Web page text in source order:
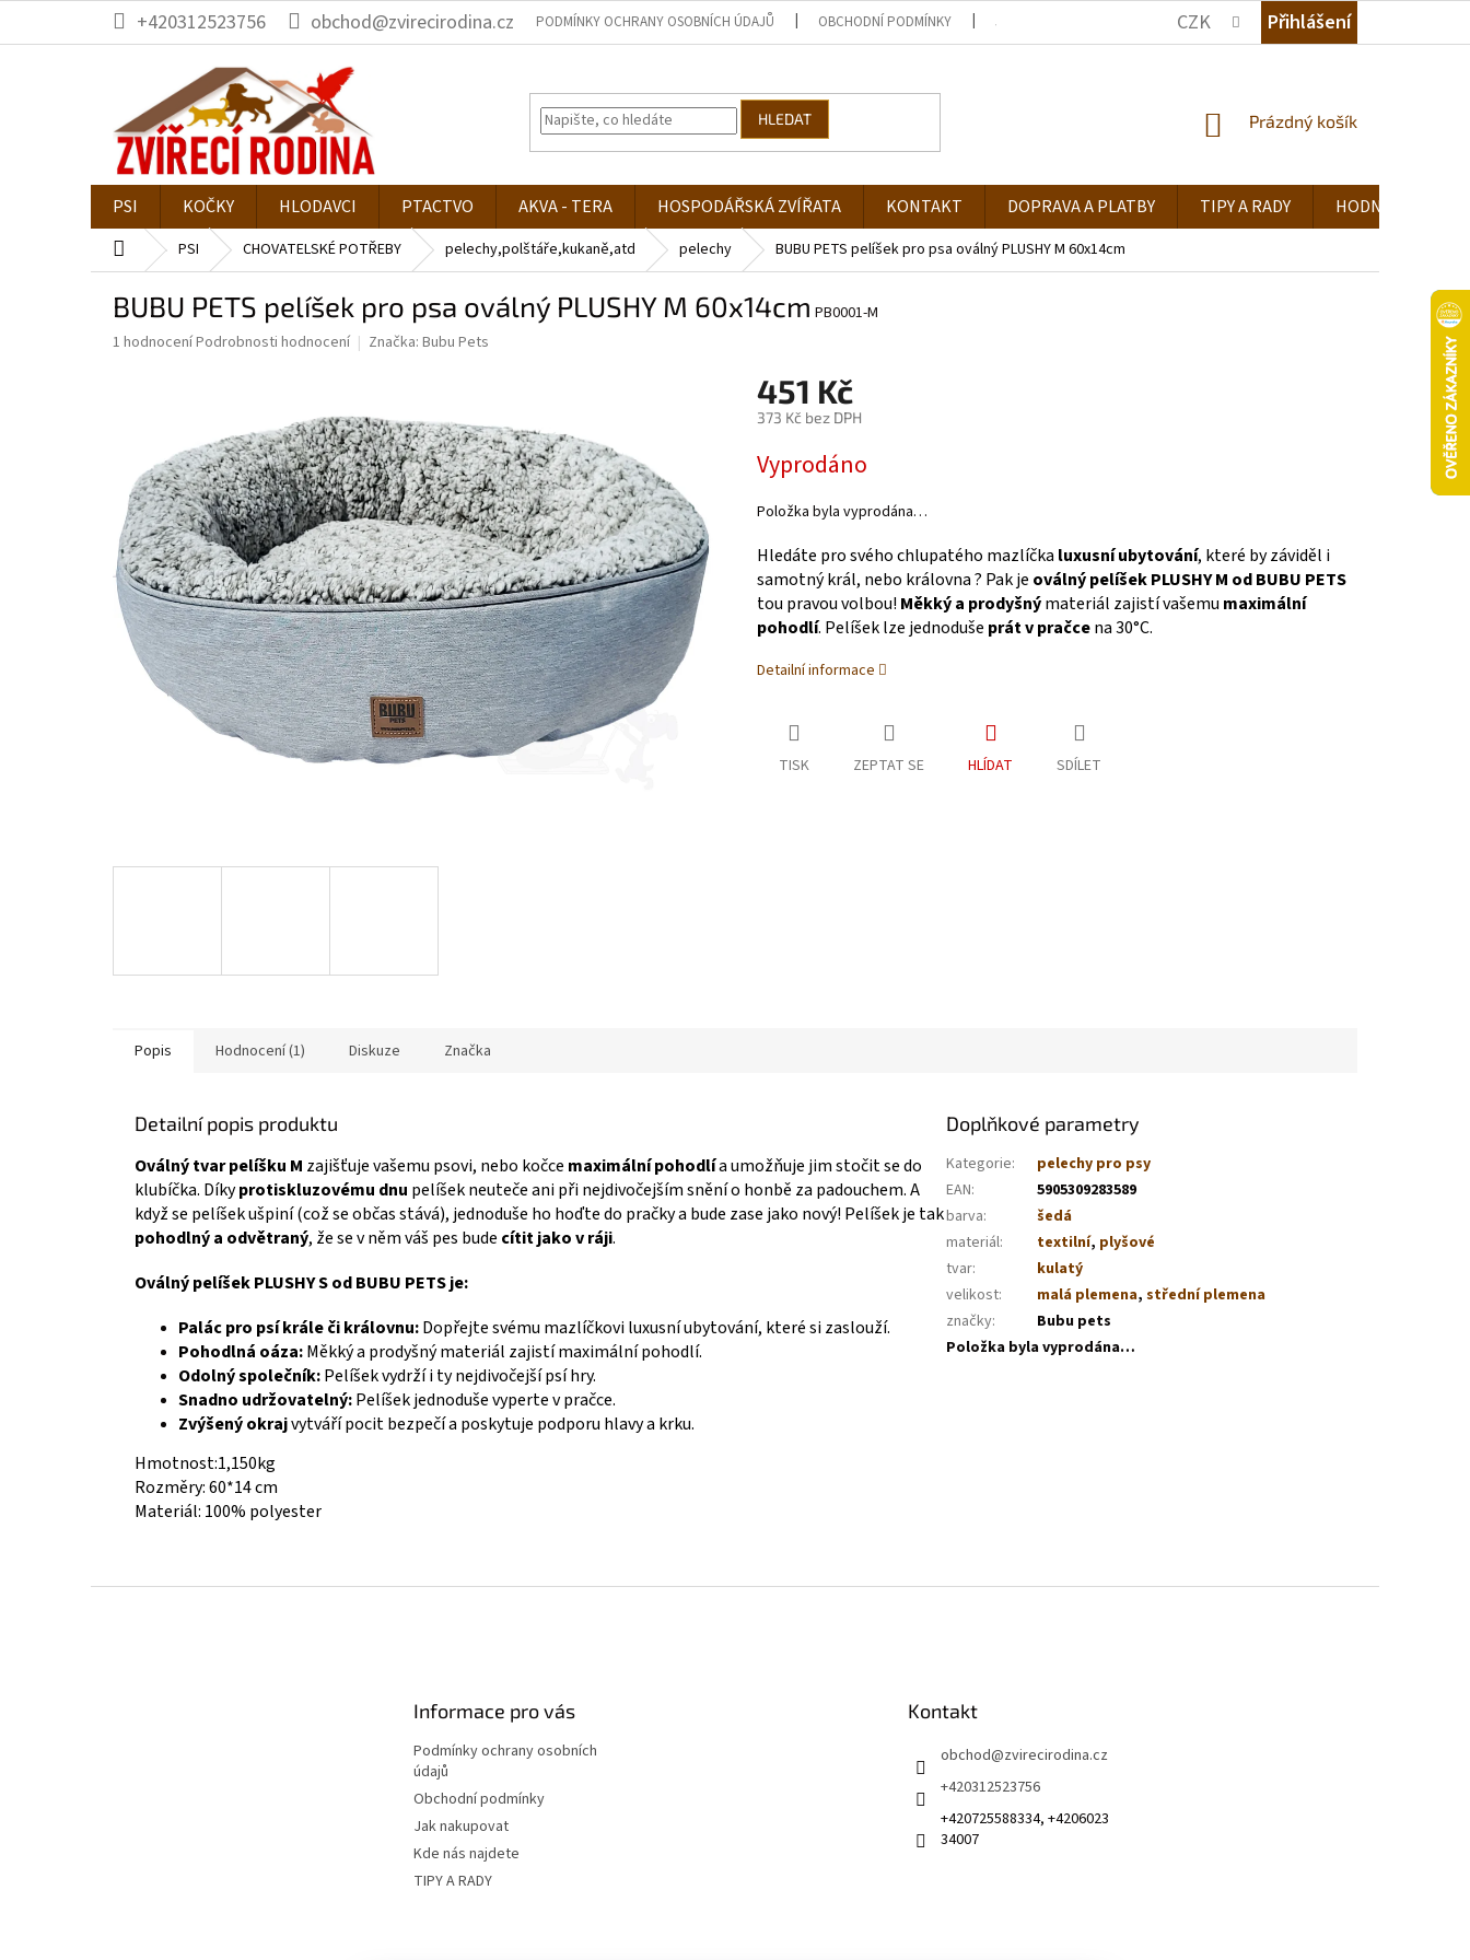
obsah
+420312523756 obchod@zvirecirodina.cz PODMÍNKY OCHRANY OSOBNÍCH ÚDAJŮ OBCHODNÍ PODMÍNKY JAK NAKUPOVAT KDE NÁS NAJDETE TIPY A RADY
CZK Přihlášení
HLEDAT
NÁKUPNÍ
Prázdný košík
PSI KOČKY HLODAVCI PTACTVO AKVA - TERA HOSPODÁŘSKÁ ZVÍŘATA KONTAKT DOPRAVA A PLATBY TIPY A RADY HODNOCENÍ
Domů PSI CHOVATELSKÉ POTŘEBY pelechy,polštáře,kukaně,atd pelechy BUBU PETS pelíšek pro psa oválný PLUSHY M 60x14cm
BUBU PETS pelíšek pro psa oválný PLUSHY M 60x14cm PB0001-M
Průměrné
hvězdiček.
1 hodnoceníPodrobnosti hodnocení Značka: Bubu Pets
451 Kč
373 Kč bez DPH
cena:
Vyprodáno
Položka byla vyprodána…
Hledáte pro svého chlupatého mazlíčka luxusní ubytování, které by záviděl i
samotný král, nebo královna ? Pak je oválný pelíšek PLUSHY M od BUBU PETS
tou pravou volbou! Měkký a prodyšnýmateriál zajistí vašemu maximální
pohodlí. Pelíšek lze jednoduše prát v pračcena 30°C.
Detailní informace
TISK ZEPTAT SE HLÍDAT SDÍLET
Popis Hodnocení (1) Diskuze Značka
Detailní popis produktu
Oválný tvar pelíšku M zajišťuje vašemu psovi, nebo kočce maximální pohodlía umožňuje jim stočit se do
klubíčka. Díkyprotiskluzovému dnu pelíšek neuteče ani při nejdivočejším snění o honbě za padouchem. A
když se pelíšek ušpiní (což se občas stává), jednoduše ho hoďte do pračky a bude zase jako nový! Pelíšek je tak
pohodlný a odvětraný, že se v něm váš pes bude cítit jako v ráji.
Oválný pelíšek PLUSHY S od BUBU PETS je:
Palác pro psí krále či královnu:Dopřejte svému mazlíčkovi luxusní ubytování, které si zaslouží.
Pohodlná oáza:Měkký a prodyšný materiál zajistí maximální pohodlí.
Odolný společník:Pelíšek vydrží i ty nejdivočejší psí hry.
Snadno udržovatelný:Pelíšek jednoduše vyperte v pračce.
Zvýšený okrajvytváří pocit bezpečí a poskytuje podporu hlavy a krku.
Hmotnost:1,150kg
Rozměry: 60*14 cm
Materiál: 100% polyester
Doplňkové parametry
Kategorie:
pelechy pro psy
EAN:
5905309283589
barva:
šedá
materiál: textilní, plyšové
tvar:
kulatý
velikost: malá plemena,střední plemena
značky:
Bubu pets
Položka byla vyprodána…
Informace pro vás
Podmínky ochrany osobních
údajů
Obchodní podmínky
Jak nakupovat
Kde nás najdete
TIPY A RADY
Kontakt
obchod@zvirecirodina.cz
+420312523756
+420725588334, +4206023
34007